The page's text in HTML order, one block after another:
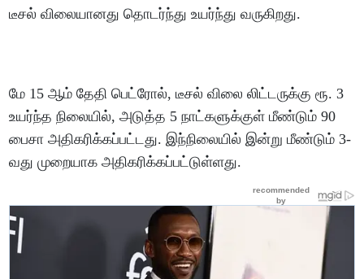
டீசல் விலையானது தொடர்ந்து உயர்ந்து வருகிறது.
மே 15 ஆம் தேதி பெட்ரோல், டீசல் விலை லிட்டருக்கு ரூ. 3
உயர்ந்த நிலையில், அடுத்த 5 நாட்களுக்குள் மீண்டும் 90
பைசா அதிகரிக்கப்பட்டது. இந்நிலையில் இன்று மீண்டும் 3-
வது முறையாக அதிகரிக்கப்பட்டுள்ளது.